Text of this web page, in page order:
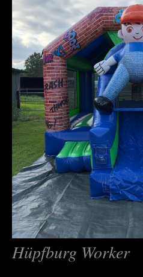
Hüpfburg Worker